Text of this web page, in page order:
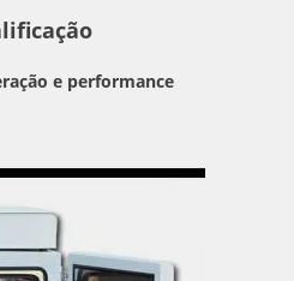
e performance